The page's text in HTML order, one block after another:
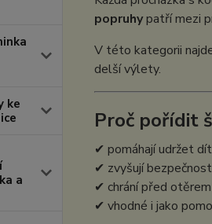
ke
a
popruhypatří mezi
V této kategorii
delší výlety.
Proč pořídit
✔ pomáhají udržet
✔ zvyšují
✔ chrání před
✔ vhodné i jako